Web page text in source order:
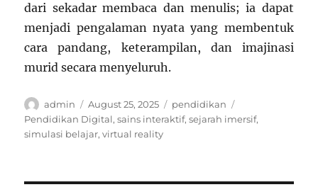
dari sekadar membaca dan menulis; ia dapat
menjadi pengalaman nyata yang membentuk
cara pandang, keterampilan, dan imajinasi
murid secara menyeluruh.
Author
admin
Posted
on
August 25, 2025 Categories
pendidikan
Pendidikan Digital,sains interaktif,sejarah imersif,
simulasi belajar,virtual reality